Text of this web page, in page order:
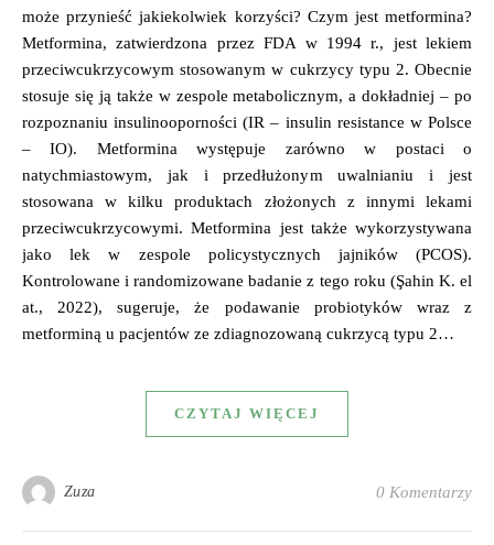
może przynieść jakiekolwiek korzyści? Czym jest metformina?
Metformina, zatwierdzona przez FDA w 1994 r., jest lekiem
przeciwcukrzycowym stosowanym w cukrzycy typu 2. Obecnie
stosuje się ją także w zespole metabolicznym, a dokładniej – po
rozpoznaniu insulinooporności (IR – insulin resistance w Polsce
– IO). Metformina występuje zarówno w postaci o
natychmiastowym, jak i przedłużonym uwalnianiu i jest
stosowana w kilku produktach złożonych z innymi lekami
przeciwcukrzycowymi. Metformina jest także wykorzystywana
jako lek w zespole policystycznych jajników (PCOS).
Kontrolowane i randomizowane badanie z tego roku (Şahin K. el
at., 2022), sugeruje, że podawanie probiotyków wraz z
metforminą u pacjentów ze zdiagnozowaną cukrzycą typu 2…
CZYTAJ WIĘCEJ
Zuza 0 Komentarzy